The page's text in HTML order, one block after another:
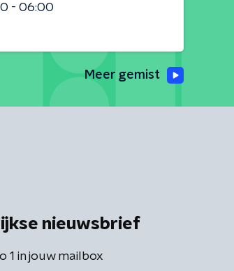
- 06:00
Meer gemist
nieuwsbrief
1 in jouw mailbox